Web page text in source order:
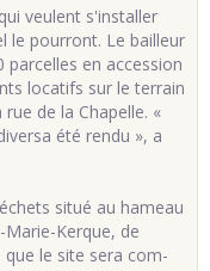
veulent s'ins­tal­ler
le pour­ront. Le bailleur
par­celles en ac­ces­sion
lo­ca­tifs sur le ter­rain
de la Cha­pelle. «
été rendu », a
situé au ha­meau
Kerque, de
que le site sera com­